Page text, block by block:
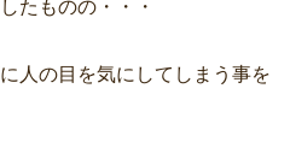
たものの・・・
人の目を気にしてしまう事を